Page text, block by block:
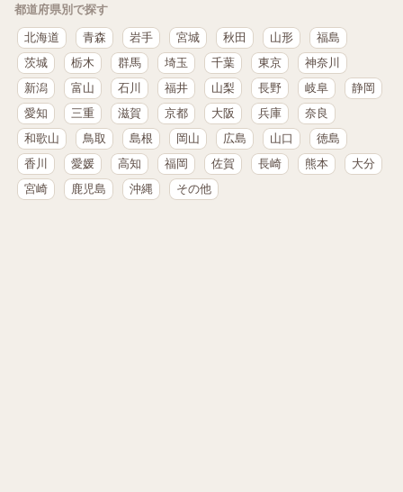
都道府県別で探す
北海道 青森 岩手 宮城 秋田 山形
福島
茨城
栃木 群馬 埼玉 千葉 東京
神奈川
新潟
富山 石川 福井 山梨 長野 岐阜
静岡
愛知
三重 滋賀 京都 大阪 兵庫
奈良
和歌山
鳥取 島根 岡山 広島 山口
徳島
香川
愛媛 高知 福岡 佐賀 長崎 熊本
大分
宮崎
鹿児島 沖縄 その他